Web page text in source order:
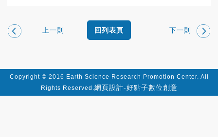
上一則 下一則
回列表頁
Copyright © 2016 Earth Science Research Promotion Center. All
Rights Reserved.網頁設計-好點子數位創意